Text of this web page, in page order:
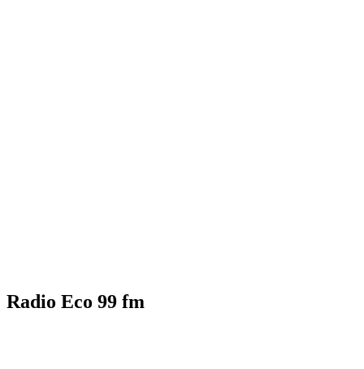
Radio Eco 99 fm